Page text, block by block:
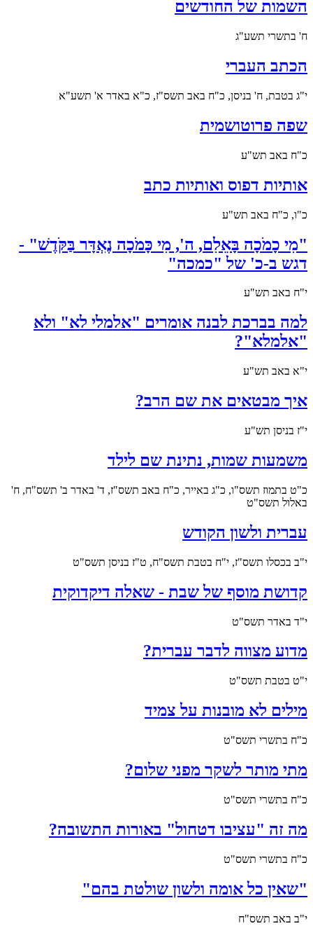
השמות של החודשים
ח' בתשרי תשע"ג
הכתב העברי
י"ג בטבת, ח' בניסן, כ"ח באב תשס"ז, כ"א באדר א' תשע"א
שפה פרוטושמית
כ"ח באב תש"ע
אותיות דפוס ואותיות כתב
כ"ו, כ"ח באב תש"ע
"מִי כָמֹכָה בָּאֵלִם, ה', מִי כָּמֹכָה נֶאְדָּר בַּקֹּדֶשׁ" -
דגש ב-כ' של "כמכה"
י"ח באב תש"ע
למה בברכת לבנה אומרים "אלמלי לא" ולא
"אלמלא"?
י"א באב תש"ע
איך מבטאים את שם הרב?
י"ז בניסן תש"ע
משמעות שמות, נתינת שם לילד
כ"ט בתמוז תשס"ו, כ"ג באייר, כ"ח באב תשס"ז, ד' באדר ב' תשס"ח, ח'
באלול תשס"ט
עברית ולשון הקודש
י"ב בכסלו תשס"ז, י"ח בטבת תשס"ח, ט"ז בניסן תשס"ט
קדושת מוסף של שבת - שאלה דיקדוקית
י"ד באדר תשס"ט
מדוע מצווה לדבר עברית?
י"ט בטבת תשס"ט
מילים לא מובנות על צמיד
כ"ח בתשרי תשס"ט
מתי מותר לשקר מפני שלום?
כ"ח בתשרי תשס"ט
מה זה "עציבו דטחול" באורות התשובה?
כ"ח בתשרי תשס"ט
"שאין כל אומה ולשון שולטת בהם"
י"ב באב תשס"ח